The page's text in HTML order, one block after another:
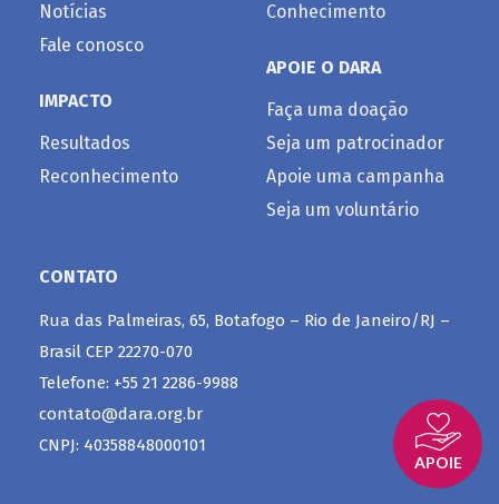
APOIE
Notícias
Fale conosco
IMPACTO
Resultados
Reconhecimento
Conhecimento
APOIE O DARA
Faça uma doação
Seja um patrocinador
Apoie uma campanha
Seja um voluntário
CONTATO
Rua das Palmeiras, 65, Botafogo – Rio de Janeiro/RJ –
Brasil CEP 22270-070
Telefone: +55 21 2286-9988
contato@dara.org.br
CNPJ: 40358848000101